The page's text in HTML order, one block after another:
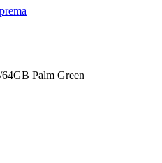
Palm Green